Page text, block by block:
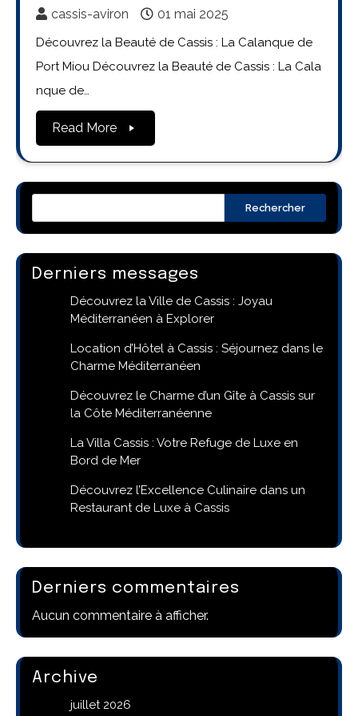
cassis-aviron 01 mai 2025
Découvrez la Beauté de Cassis : La Calanque de
Port Miou Découvrez la Beauté de Cassis : La Cala
nque de…
Read More
Rechercher
Derniers messages
Découvrez la Ville de Cassis : Joyau
Méditerranéen à Explorer
Location d’Hôtel à Cassis : Séjournez dans le
Charme Méditerranéen
Découvrez le Charme d’un Gîte à Cassis sur
la Côte Méditerranéenne
La Villa Cassis : Votre Refuge de Luxe en
Bord de Mer
Découvrez l’Excellence Culinaire dans un
Restaurant de Luxe à Cassis
Derniers commentaires
Aucun commentaire à afficher.
Archive
juillet 2026